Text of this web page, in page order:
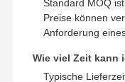
Standard MOQ
Preise können
Anforderung
Wie viel Zeit kann
Typische